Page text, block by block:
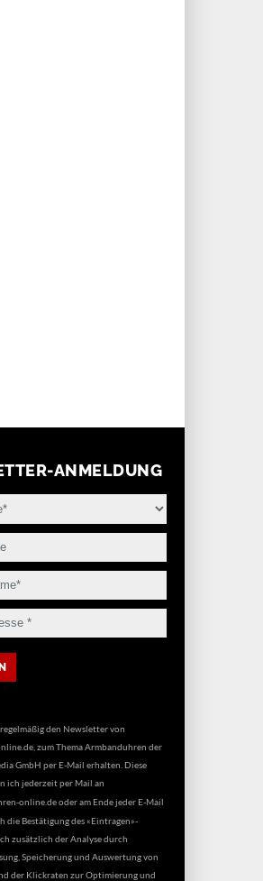
ANMELDUNG
den Newsletter von
zum Thema Armbanduhren der
GmbH per E-Mail erhalten. Diese
ich jederzeit per Mail an
online.deoder am Ende jeder E-Mail
die Bestätigung des «Eintragen»-
zusätzlich der Analyse durch
Speicherung und Auswertung von
der Klickraten zur Optimierung und